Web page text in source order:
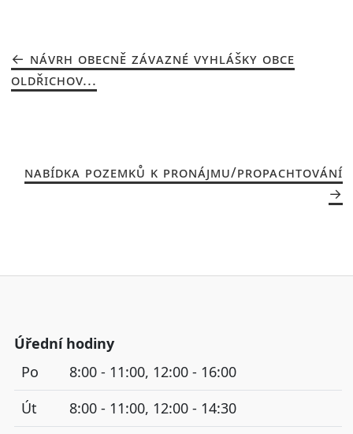
NÁVRH OBECNĚ ZÁVAZNÉ VYHLÁŠKY OBCE
OLDŘICHOV...
NABÍDKA POZEMKŮ K PRONÁJMU/PROPACHTOVÁNÍ
Úřední hodiny
Po
8:00 - 11:00, 12:00 - 16:00
Út
8:00 - 11:00, 12:00 - 14:30